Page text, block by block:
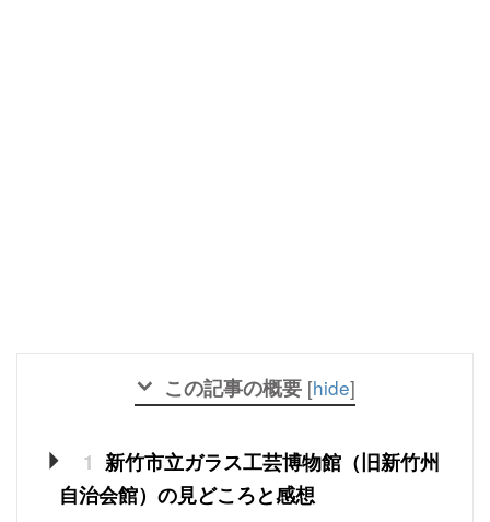
この記事の概要 [hide]
1 新竹市立ガラス工芸博物館（旧新竹州
自治会館）の見どころと感想